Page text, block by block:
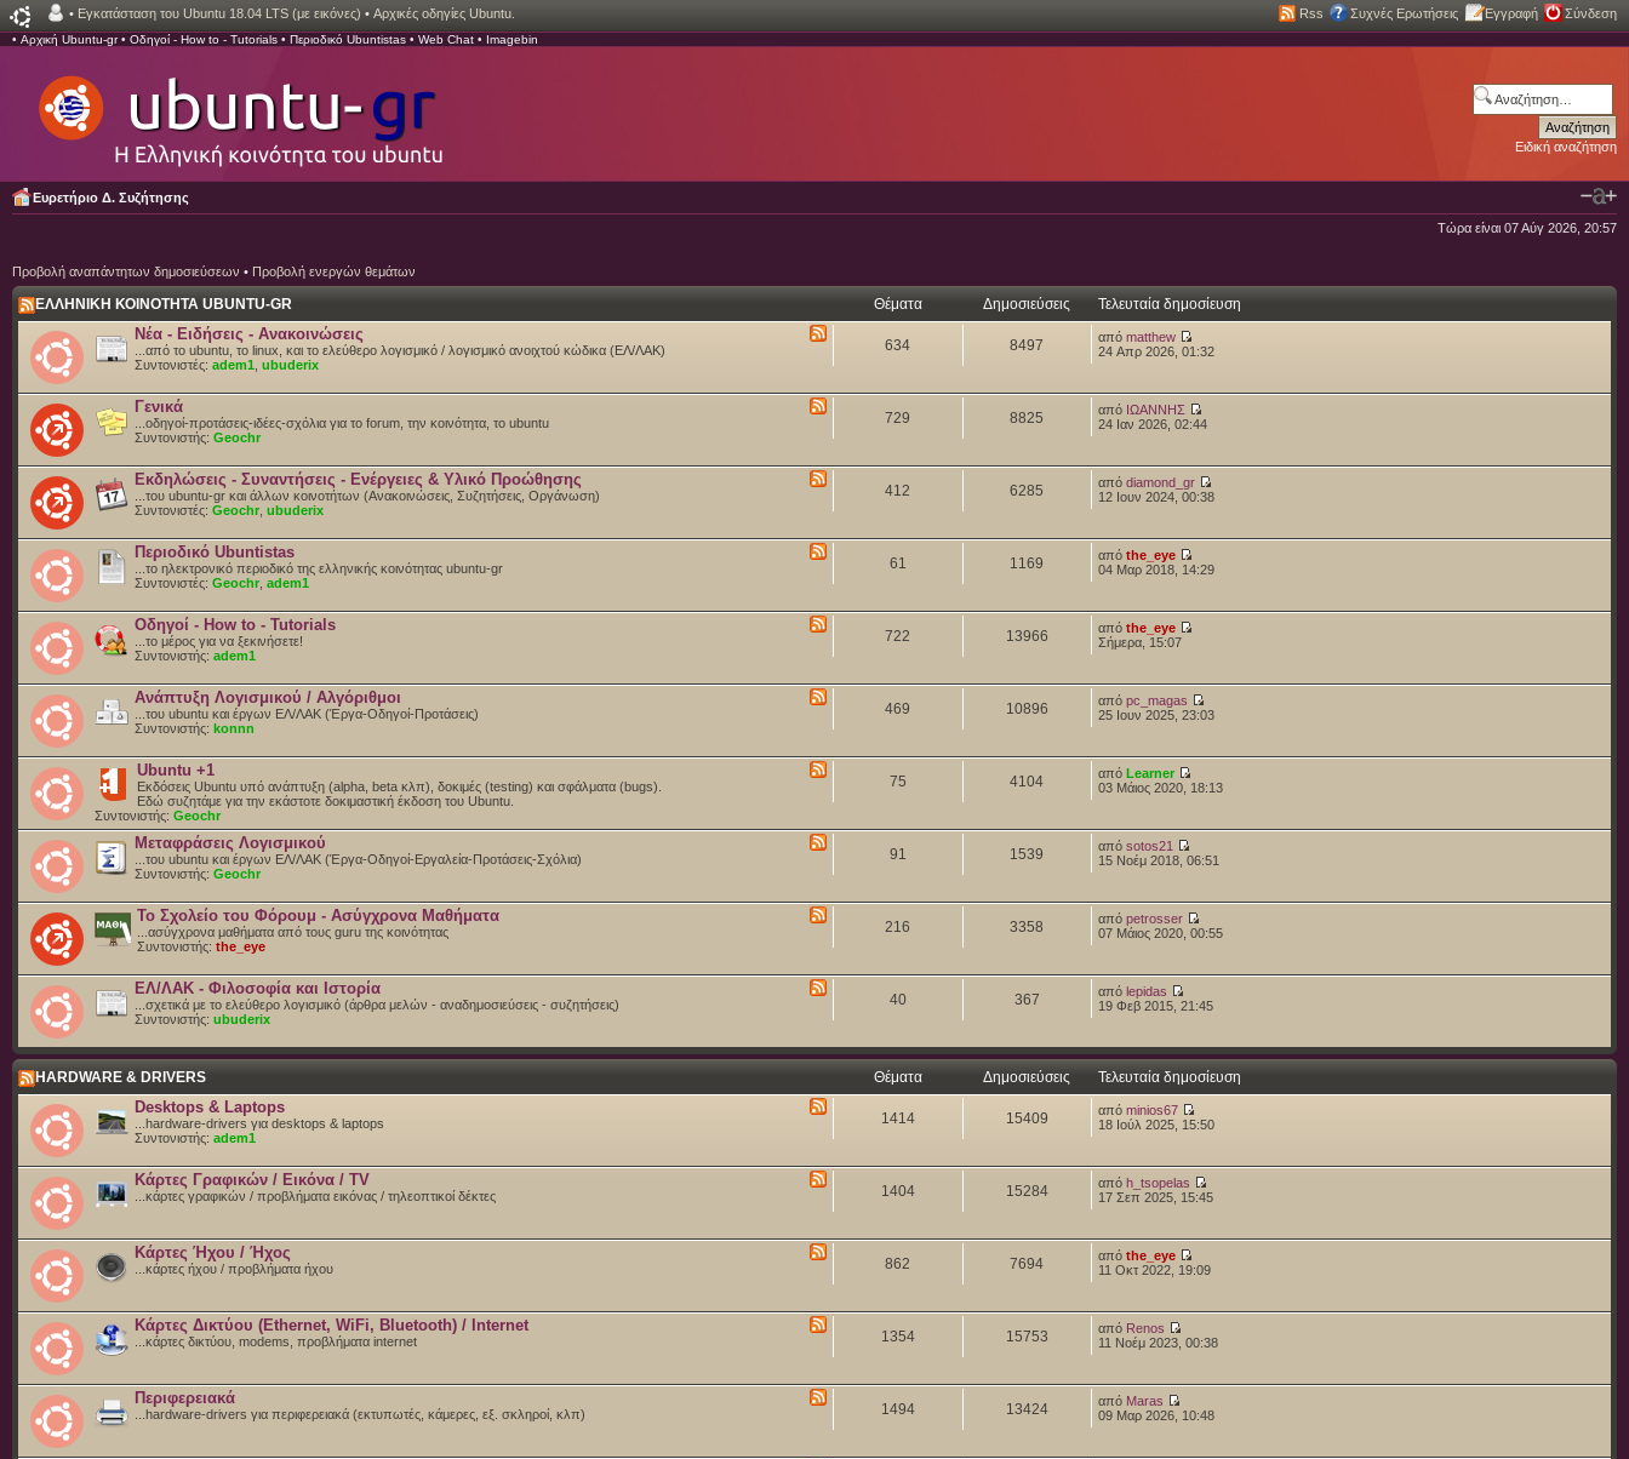
• Εγκατάσταση του Ubuntu 18.04 LTS (με εικόνες) • Αρχικές οδηγίες Ubuntu. Rss Συχνές Ερωτήσεις Εγγραφή Σύνδεση
• Αρχική Ubuntu-gr• Οδηγοί - How to - Tutorials • Περιοδικό Ubuntistas • Web Chat • Imagebin
Ειδική αναζήτηση
Ευρετήριο Δ. Συζήτησης
Τώρα είναι 07 Αύγ 2026, 20:57
Προβολή αναπάντητων δημοσιεύσεων • Προβολή ενεργών θεμάτων
ΕΛΛΗΝΙΚΗ ΚΟΙΝΟΤΗΤΑ UBUNTU-GR Θέματα Δημοσιεύσεις Τελευταία δημοσίευση
Νέα - Ειδήσεις - Ανακοινώσεις
...από το ubuntu, το linux, και το ελεύθερο λογισμικό / λογισμικό ανοιχτού κώδικα (ΕΛ/ΛΑΚ)
Συντονιστές: adem1 ubuderix
634 8497 από matthew
24 Απρ 2026, 01:32
Γενικά
...οδηγοί-προτάσεις-ιδέες-σχόλια για το forum, την κοινότητα, το ubuntu
Συντονιστής: Geochr
729 8825 από ΙΩΑΝΝΗΣ
24 Ιαν 2026, 02:44
Εκδηλώσεις - Συναντήσεις - Ενέργειες & Υλικό Προώθησης
...του ubuntu-gr και άλλων κοινοτήτων (Ανακοινώσεις, Συζητήσεις, Οργάνωση)
Συντονιστές: Geochr ubuderix
412 6285 από diamond_gr
12 Ιουν 2024, 00:38
Περιοδικό Ubuntistas
...το ηλεκτρονικό περιοδικό της ελληνικής κοινότητας ubuntu-gr
Συντονιστές: Geochr adem1
61 1169 από the_eye
04 Μαρ 2018, 14:29
Οδηγοί - How to - Tutorials
...το μέρος για να ξεκινήσετε!
Συντονιστής: adem1
722 13966 από the_eye
Σήμερα, 15:07
Ανάπτυξη Λογισμικού / Αλγόριθμοι
...του ubuntu και έργων ΕΛ/ΛΑΚ (Έργα-Οδηγοί-Προτάσεις)
Συντονιστής: konnn
469 10896 από pc_magas
25 Ιουν 2025, 23:03
Ubuntu +1
Εκδόσεις Ubuntu υπό ανάπτυξη (alpha, beta κλπ), δοκιμές (testing) και σφάλματα (bugs).
Eδώ συζητάμε για την εκάστοτε δοκιμαστική έκδοση του Ubuntu.
Συντονιστής: Geochr
75 4104 από Learner
03 Μάιος 2020, 18:13
Μεταφράσεις Λογισμικού
...του ubuntu και έργων ΕΛ/ΛΑΚ (Έργα-Οδηγοί-Εργαλεία-Προτάσεις-Σχόλια)
Συντονιστής: Geochr
91 1539 από sotos21
15 Νοέμ 2018, 06:51
Το Σχολείο του Φόρουμ - Ασύγχρονα Μαθήματα
...ασύγχρονα μαθήματα από τους guru της κοινότητας
Συντονιστής: the_eye
216 3358 από petrosser
07 Μάιος 2020, 00:55
ΕΛ/ΛΑΚ - Φιλοσοφία και Ιστορία
...σχετικά με το ελεύθερο λογισμικό (άρθρα μελών - αναδημοσιεύσεις - συζητήσεις)
Συντονιστής: ubuderix
40 367 από lepidas
19 Φεβ 2015, 21:45
HARDWARE & DRIVERS Θέματα Δημοσιεύσεις Τελευταία δημοσίευση
Desktops & Laptops
...hardware-drivers για desktops & laptops
Συντονιστής: adem1
1414 15409 από minios67
18 Ιούλ 2025, 15:50
Κάρτες Γραφικών / Εικόνα / TV
...κάρτες γραφικών / προβλήματα εικόνας / τηλεοπτικοί δέκτες 1404 15284 από h_tsopelas
17 Σεπ 2025, 15:45
Κάρτες Ήχου / Ήχος
...κάρτες ήχου / προβλήματα ήχου 862 7694 από the_eye
11 Οκτ 2022, 19:09
Κάρτες Δικτύου (Ethernet, WiFi, Bluetooth) / Internet
...κάρτες δικτύου, modems, προβλήματα internet 1354 15753 από Renos
11 Νοέμ 2023, 00:38
Περιφερειακά
...hardware-drivers για περιφερειακά (εκτυπωτές, κάμερες, εξ. σκληροί, κλπ) 1494 13424 από Maras
09 Μαρ 2026, 10:48